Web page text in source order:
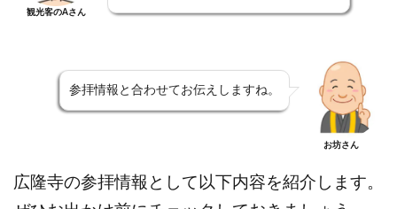
観光客のAさん
参拝情報と合わせてお伝えしますね。
お坊さん
広隆寺の参拝情報として以下内容を紹介します。